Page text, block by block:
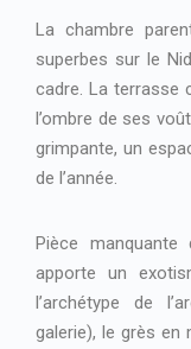
La chambre
superbes sur le
cadre. La terrasse
l’ombre de ses
grimpante, un
de l’année.
Pièce
apporte un
l’archétype de
galerie), le grès en